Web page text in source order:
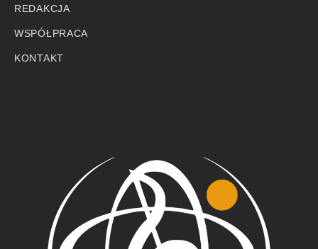
REDAKCJA
WSPÓŁPRACA
KONTAKT